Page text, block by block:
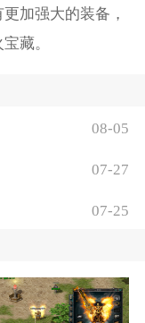
加强大的装备，
藏。
08-05
07-27
07-25